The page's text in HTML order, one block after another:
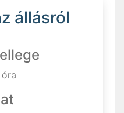
állásról